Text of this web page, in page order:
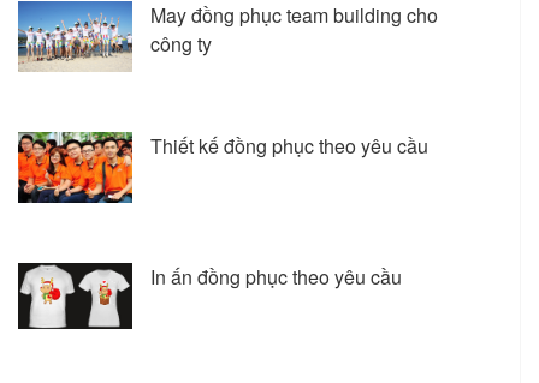
May đồng phục team building cho
công ty
Thiết kế đồng phục theo yêu cầu
In ấn đồng phục theo yêu cầu